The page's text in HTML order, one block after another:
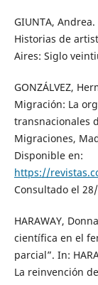
GIUNTA,
Historias de
Aires: Siglo
GONZÁLVEZ,
Migración: La
transnacionales
Migraciones,
Disponible en:
https://
Consultado el
HARAWAY,
científica en el
parcial”. In:
La reinvención